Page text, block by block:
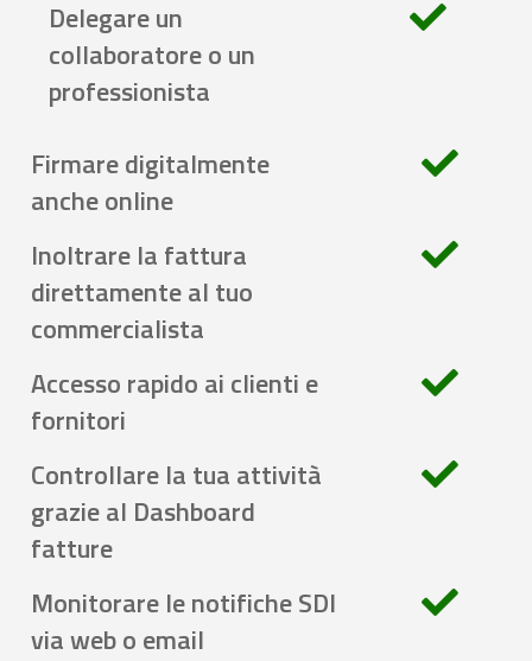
Delegare un
collaboratore o un
professionista
Firmare digitalmente
anche online
Inoltrare la fattura
direttamente al tuo
commercialista
Accesso rapido ai clienti e
fornitori
Controllare la tua attività
grazie al Dashboard
fatture
Monitorare le notifiche SDI
via web o email